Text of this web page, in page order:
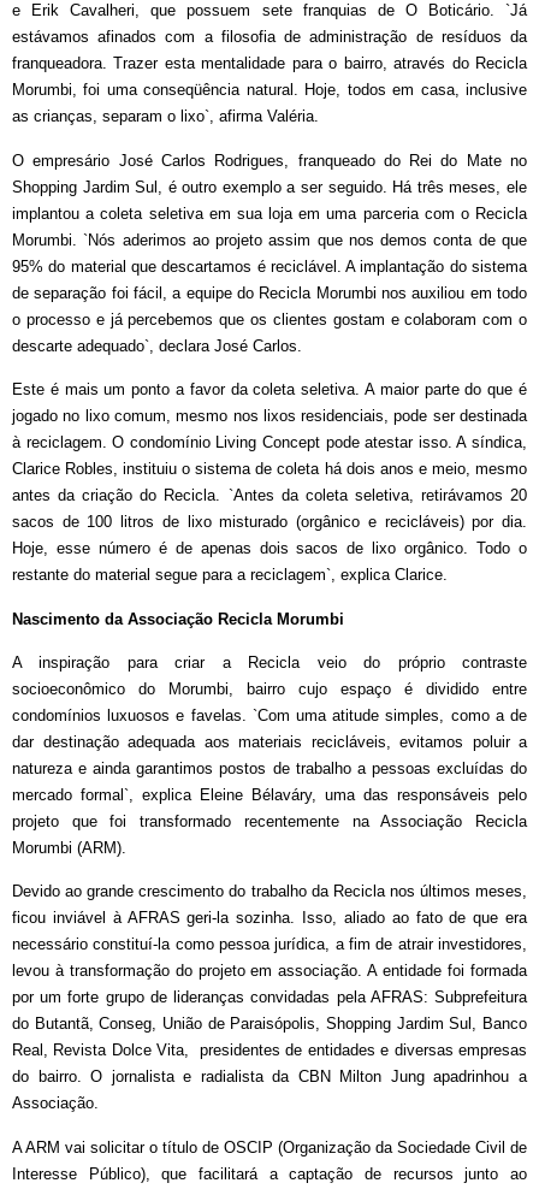
e Erik Cavalheri, que possuem sete franquias de O Boticário. `Já
estávamos afinados com a filosofia de administração de resíduos da
franqueadora. Trazer esta mentalidade para o bairro, através do Recicla
Morumbi, foi uma conseqüência natural. Hoje, todos em casa, inclusive
as crianças, separam o lixo`, afirma Valéria.
O empresário José Carlos Rodrigues, franqueado do Rei do Mate no
Shopping Jardim Sul, é outro exemplo a ser seguido. Há três meses, ele
implantou a coleta seletiva em sua loja em uma parceria com o Recicla
Morumbi. `Nós aderimos ao projeto assim que nos demos conta de que
95% do material que descartamos é reciclável. A implantação do sistema
de separação foi fácil, a equipe do Recicla Morumbi nos auxiliou em todo
o processo e já percebemos que os clientes gostam e colaboram com o
descarte adequado`, declara José Carlos.
Este é mais um ponto a favor da coleta seletiva. A maior parte do que é
jogado no lixo comum, mesmo nos lixos residenciais, pode ser destinada
à reciclagem. O condomínio Living Concept pode atestar isso. A síndica,
Clarice Robles, instituiu o sistema de coleta há dois anos e meio, mesmo
antes da criação do Recicla. `Antes da coleta seletiva, retirávamos 20
sacos de 100 litros de lixo misturado (orgânico e recicláveis) por dia.
Hoje, esse número é de apenas dois sacos de lixo orgânico. Todo o
restante do material segue para a reciclagem`, explica Clarice.
Nascimento da Associação Recicla Morumbi
A inspiração para criar a Recicla veio do próprio contraste
socioeconômico do Morumbi, bairro cujo espaço é dividido entre
condomínios luxuosos e favelas. `Com uma atitude simples, como a de
dar destinação adequada aos materiais recicláveis, evitamos poluir a
natureza e ainda garantimos postos de trabalho a pessoas excluídas do
mercado formal`, explica Eleine Bélaváry, uma das responsáveis pelo
projeto que foi transformado recentemente na Associação Recicla
Morumbi (ARM).
Devido ao grande crescimento do trabalho da Recicla nos últimos meses,
ficou inviável à AFRAS geri-la sozinha. Isso, aliado ao fato de que era
necessário constituí-la como pessoa jurídica, a fim de atrair investidores,
levou à transformação do projeto em associação. A entidade foi formada
por um forte grupo de lideranças convidadas pela AFRAS: Subprefeitura
do Butantã, Conseg, União de Paraisópolis, Shopping Jardim Sul, Banco
Real, Revista Dolce Vita, presidentes de entidades e diversas empresas
do bairro. O jornalista e radialista da CBN Milton Jung apadrinhou a
Associação.
A ARM vai solicitar o título de OSCIP (Organização da Sociedade Civil de
Interesse Público), que facilitará a captação de recursos junto ao